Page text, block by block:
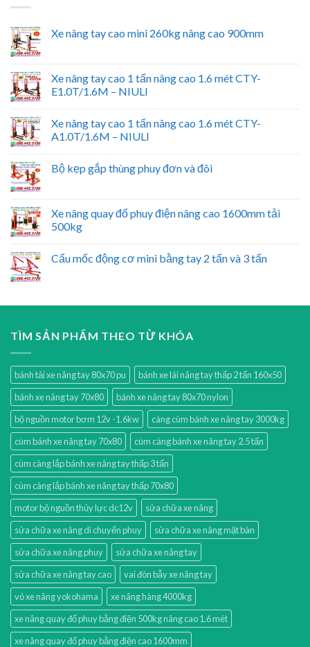
Xe nâng tay cao mini 260kg nâng cao 900mm
Xe nâng tay cao 1 tấn nâng cao 1.6 mét CTY-
E1.0T/1.6M – NIULI
Xe nâng tay cao 1 tấn nâng cao 1.6 mét CTY-
A1.0T/1.6M – NIULI
Bộ kẹp gắp thùng phuy đơn và đôi
Xe nâng quay đổ phuy điện nâng cao 1600mm tải
500kg
Cẩu mốc động cơ mini bằng tay 2 tấn và 3 tấn
TÌM SẢN PHẨM THEO TỪ KHÓA
bánh tải xe nâng tay 80x70 pu
bánh xe lái nâng tay thấp 2 tấn 160x50
bánh xe nâng tay 70x80
bánh xe nâng tay 80x70 nylon
bộ nguồn motor bơm 12v -1.6kw
càng cùm bánh xe nâng tay 3000kg
cùm bánh xe nâng tay 70x80
cùm càng bánh xe nâng tay 2.5 tấn
cùm càng lắp bánh xe nâng tay thấp 3 tấn
cùm càng lắp bánh xe nâng tay thấp 70x80
motor bộ nguồn thủy lực dc12v
sửa chữa xe nâng
sửa chữa xe nâng di chuyển phuy
sửa chữa xe nâng mặt bàn
sửa chữa xe nâng phuy
sửa chữa xe nâng tay
sửa chữa xe nâng tay cao
vai đòn bẫy xe nâng tay
vỏ xe nâng yokohama
xe nâng hàng 4000kg
xe nâng quay đổ phuy bằng điện 500kg nâng cao 1.6 mét
xe nâng quay đổ phuy bằng điện cao 1600mm